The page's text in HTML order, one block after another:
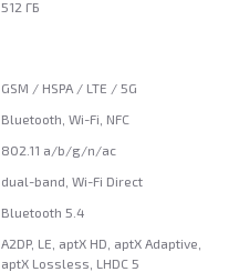
512 ГБ
GSM / HSPA / LTE / 5G
Bluetooth, Wi-Fi, NFC
802.11 a/b/g/n/ac
dual-band, Wi-Fi Direct
Bluetooth 5.4
A2DP, LE, aptX HD, aptX Adaptive,
aptX Lossless, LHDC 5